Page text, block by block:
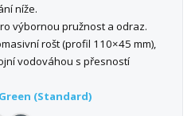
níže.
výbornou pružnost a odraz.
rošt (profil 110×45 mm),
vodováhou s přesností
(Standard)